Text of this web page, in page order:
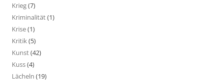
Krieg(7)
Kriminalität(1)
Krise(1)
Kritik(5)
Kunst(42)
Kuss(4)
Lächeln (19)